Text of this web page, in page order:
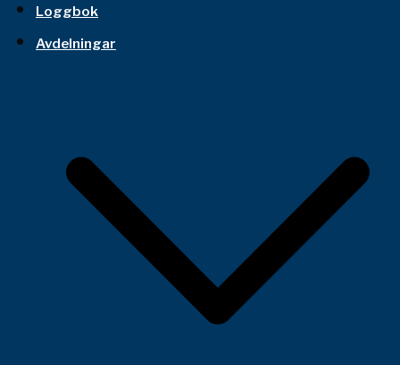
Loggbok
Avdelningar